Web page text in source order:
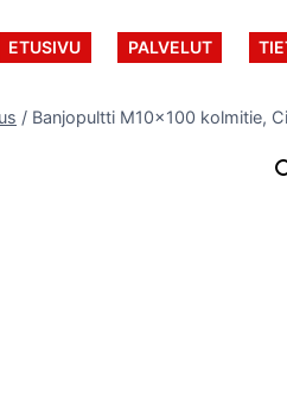
ETUSIVU PALVELUT
/ Banjopultti M10x100 kolmitie,